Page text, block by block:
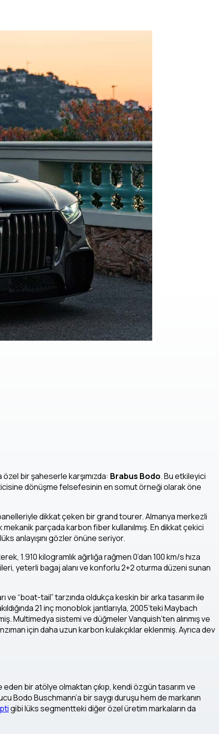
bir şaheserle karşımızda: Brabus Bodo. Bu etkileyici
dönüşme felsefesinin en somut örneği olarak öne
dikkat çeken bir grand tourer. Almanya merkezli
parçada karbon fiber kullanılmış. En dikkat çekici
anlayışını gözler önüne seriyor.
1.910 kilogramlık ağırlığa rağmen 0’dan 100 km/s hıza
yeterli bagaj alanı ve konforlu 2+2 oturma düzeni sunan
ve “boat-tail” tarzında oldukça keskin bir arka tasarım ile
21 inç monoblok jantlarıyla, 2005’teki Maybach
Multimedya sistemi ve düğmeler Vanquish’ten alınmış ve
için daha uzun karbon kulakçıklar eklenmiş. Ayrıca dev
bir atölye olmaktan çıkıp, kendi özgün tasarım ve
Bodo Buschmann’a bir saygı duruşu hem de markanın
gibi lüks segmentteki diğer özel üretim markaların da